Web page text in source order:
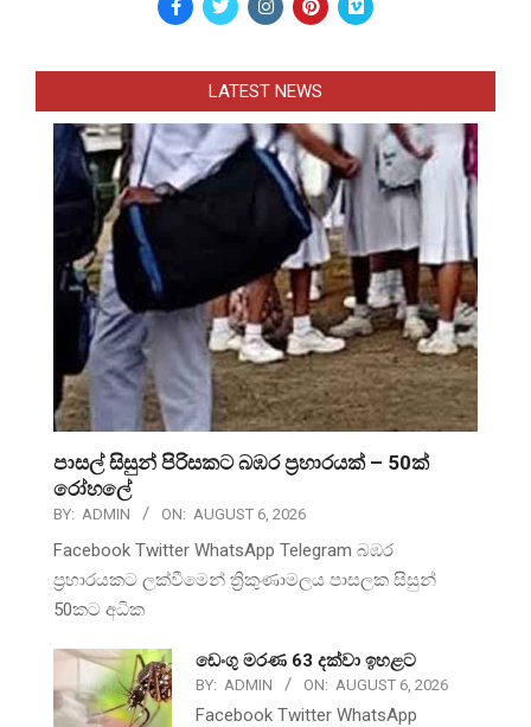
LATEST NEWS
පාසල් සිසුන් පිරිසකට බඹර ප්‍රහාරයක් – 50ක්
රෝහලේ
BY: ADMIN ON: AUGUST 6, 2026
Facebook Twitter WhatsApp Telegram බඹර
ප්‍රහාරයකට ලක්වීමෙන් ත්‍රිකුණාමලය පාසලක සිසුන්
50කට අධික
ඩෙංගු මරණ 63 දක්වා ඉහළට
BY: ADMIN ON: AUGUST 6, 2026
Facebook Twitter WhatsApp